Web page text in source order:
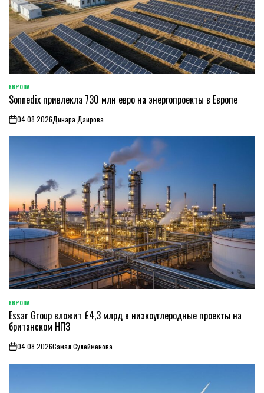
ОПУБЛИКОВАНО
В
ЕВРОПА
Sonnedix привлекла 730 млн евро на энергопроекты в Европе
on04.08.2026Динара Даирова
ОПУБЛИКОВАНО
В
ЕВРОПА
Essar Group вложит £4,3 млрд в низкоуглеродные проекты на
британском НПЗ
on04.08.2026Самал Сулейменова